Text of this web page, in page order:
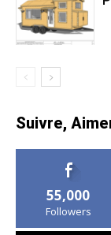
Suivre,
55,000
Followers